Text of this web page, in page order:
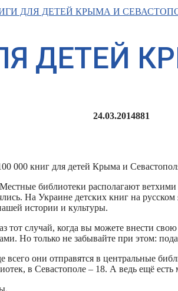
ДЛЯ ДЕТЕЙ КРЫМА И
ДЕТЕЙ
24.03.2014881
000 книг для детей Крыма и
библиотеки располагают
На Украине детских книг на
истории и культуры.
случай, когда вы можете внести
Но только не забывайте при этом:
они отправятся в центральные
в Севастополе – 18. А ведь ещё